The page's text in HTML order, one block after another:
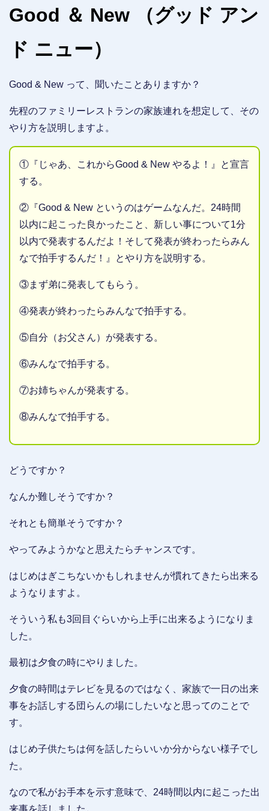
Good ＆ New （グッド アン
ド ニュー）
Good & New って、聞いたことありますか？
先程のファミリーレストランの家族連れを想定して、その
やり方を説明しますよ。
①『じゃあ、これからGood & New やるよ！』と宣言
する。
②『Good & New というのはゲームなんだ。24時間
以内に起こった良かったこと、新しい事について1分
以内で発表するんだよ！そして発表が終わったらみん
なで拍手するんだ！』とやり方を説明する。
③まず弟に発表してもらう。
④発表が終わったらみんなで拍手する。
⑤自分（お父さん）が発表する。
⑥みんなで拍手する。
⑦お姉ちゃんが発表する。
⑧みんなで拍手する。
どうですか？
なんか難しそうですか？
それとも簡単そうですか？
やってみようかなと思えたらチャンスです。
はじめはぎこちないかもしれませんが慣れてきたら出来る
ようなりますよ。
そういう私も3回目ぐらいから上手に出来るようになりま
した。
最初は夕食の時にやりました。
夕食の時間はテレビを見るのではなく、家族で一日の出来
事をお話しする団らんの場にしたいなと思ってのことで
す。
はじめ子供たちは何を話したらいいか分からない様子でし
た。
なので私がお手本を示す意味で、24時間以内に起こった出